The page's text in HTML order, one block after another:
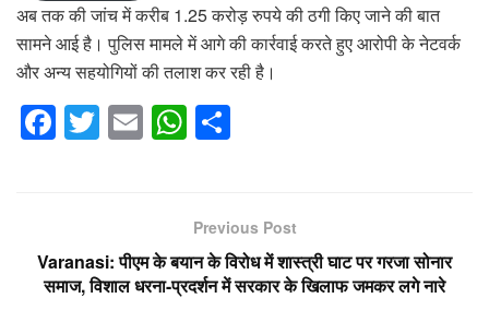
अब तक की जांच में करीब 1.25 करोड़ रुपये की ठगी किए जाने की बात
सामने आई है। पुलिस मामले में आगे की कार्रवाई करते हुए आरोपी के नेटवर्क
और अन्य सहयोगियों की तलाश कर रही है।
F
a
b
o
T
wi
E
m
W
h
s
A
p
e
Previous Post
Varanasi: पीएम के बयान के विरोध में शास्त्री घाट पर गरजा सोनार
समाज, विशाल धरना-प्रदर्शन में सरकार के खिलाफ जमकर लगे नारे